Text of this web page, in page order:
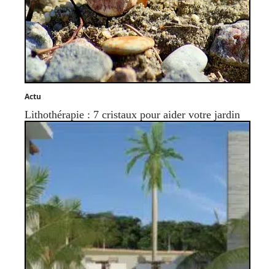
Actu
Lithothérapie : 7 cristaux pour aider votre jardin